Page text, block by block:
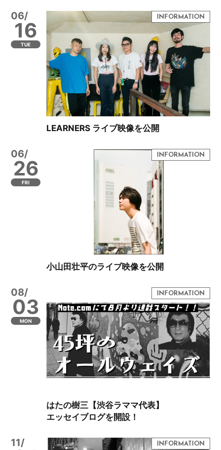
06/
16
TUE
LEARNERS ライブ映像を公開
06/
26
FRI
小山田壮平のライブ映像を公開
08/
03
MON
はたの樹三【渋谷ラママ代表】
エッセイブログを開設！
11/